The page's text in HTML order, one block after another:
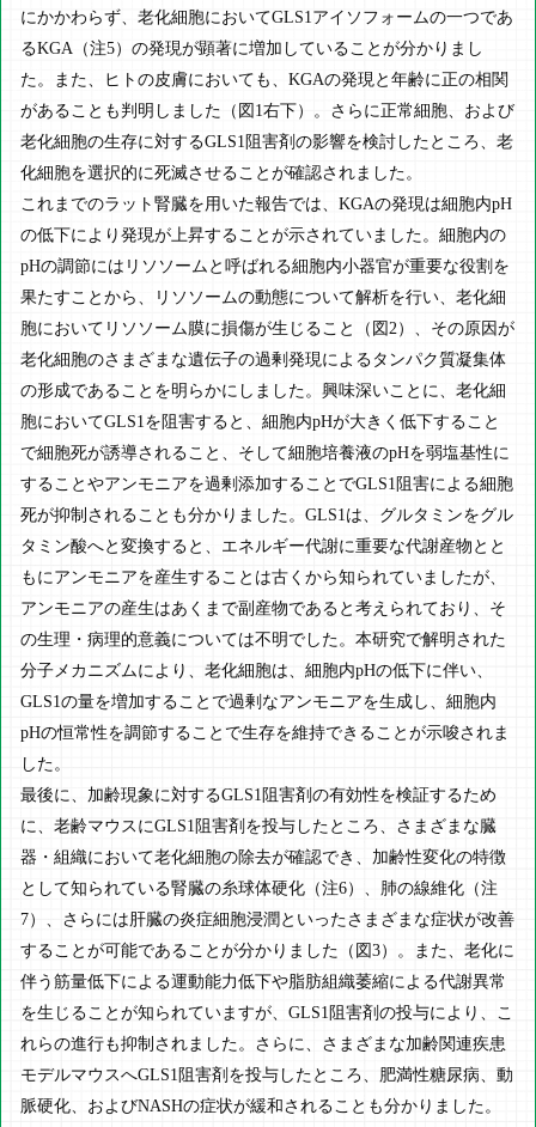
にかかわらず、老化細胞においてGLS1アイソフォームの一つであ
るKGA（注5）の発現が顕著に増加していることが分かりまし
た。また、ヒトの皮膚においても、KGAの発現と年齢に正の相関
があることも判明しました（図1右下）。さらに正常細胞、および
老化細胞の生存に対するGLS1阻害剤の影響を検討したところ、老
化細胞を選択的に死滅させることが確認されました。
これまでのラット腎臓を用いた報告では、KGAの発現は細胞内pH
の低下により発現が上昇することが示されていました。細胞内の
pHの調節にはリソソームと呼ばれる細胞内小器官が重要な役割を
果たすことから、リソソームの動態について解析を行い、老化細
胞においてリソソーム膜に損傷が生じること（図2）、その原因が
老化細胞のさまざまな遺伝子の過剰発現によるタンパク質凝集体
の形成であることを明らかにしました。興味深いことに、老化細
胞においてGLS1を阻害すると、細胞内pHが大きく低下すること
で細胞死が誘導されること、そして細胞培養液のpHを弱塩基性に
することやアンモニアを過剰添加することでGLS1阻害による細胞
死が抑制されることも分かりました。GLS1は、グルタミンをグル
タミン酸へと変換すると、エネルギー代謝に重要な代謝産物とと
もにアンモニアを産生することは古くから知られていましたが、
アンモニアの産生はあくまで副産物であると考えられており、そ
の生理・病理的意義については不明でした。本研究で解明された
分子メカニズムにより、老化細胞は、細胞内pHの低下に伴い、
GLS1の量を増加することで過剰なアンモニアを生成し、細胞内
pHの恒常性を調節することで生存を維持できることが示唆されま
した。
最後に、加齢現象に対するGLS1阻害剤の有効性を検証するため
に、老齢マウスにGLS1阻害剤を投与したところ、さまざまな臓
器・組織において老化細胞の除去が確認でき、加齢性変化の特徴
として知られている腎臓の糸球体硬化（注6）、肺の線維化（注
7）、さらには肝臓の炎症細胞浸潤といったさまざまな症状が改善
することが可能であることが分かりました（図3）。また、老化に
伴う筋量低下による運動能力低下や脂肪組織萎縮による代謝異常
を生じることが知られていますが、GLS1阻害剤の投与により、こ
れらの進行も抑制されました。さらに、さまざまな加齢関連疾患
モデルマウスへGLS1阻害剤を投与したところ、肥満性糖尿病、動
脈硬化、およびNASHの症状が緩和されることも分かりました。